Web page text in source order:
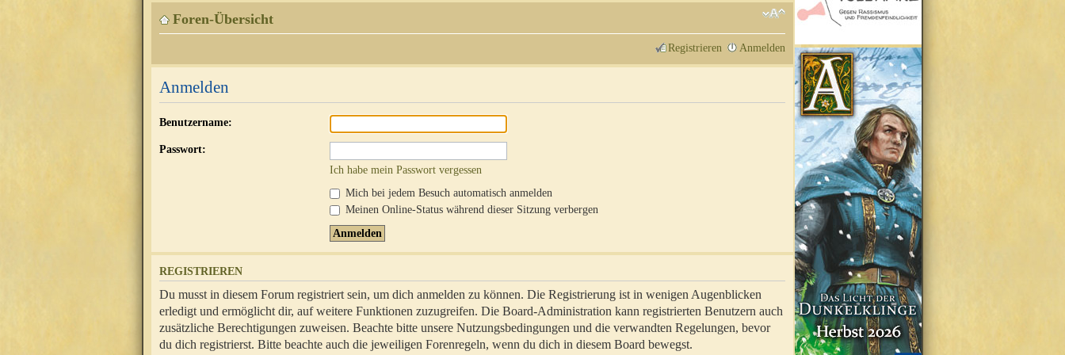
Foren-Übersicht
Registrieren Anmelden
Anmelden
Benutzername:
Passwort:
Ich habe mein Passwort vergessen
Mich bei jedem Besuch automatisch anmelden
Meinen Online-Status während dieser Sitzung verbergen
REGISTRIEREN
Du musst in diesem Forum registriert sein, um dich anmelden zu können. Die Registrierung ist in wenigen Augenblicken
erledigt und ermöglicht dir, auf weitere Funktionen zuzugreifen. Die Board-Administration kann registrierten Benutzern auch
zusätzliche Berechtigungen zuweisen. Beachte bitte unsere Nutzungsbedingungen und die verwandten Regelungen, bevor
du dich registrierst. Bitte beachte auch die jeweiligen Forenregeln, wenn du dich in diesem Board bewegst.